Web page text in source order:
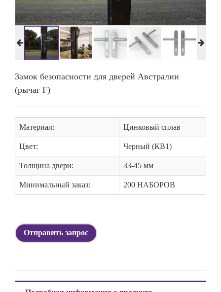
Замок безопасности для дверей Австралии
(рычаг F)
Материал: Цинковый сплав
Цвет: Черный (КВ1)
Толщина двери: 33-45 мм
Минимальный заказ: 200 НАБОРОВ
Отправить запрос